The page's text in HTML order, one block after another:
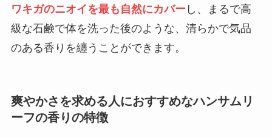
ワキガのニオイを最も自然にカバー し、まるで高
級な石鹸で体を洗った後のような、清らかで気品
のある香りを纏うことができます。
爽やかさを求める人におすすめなハンサムリ
ーフの香りの特徴